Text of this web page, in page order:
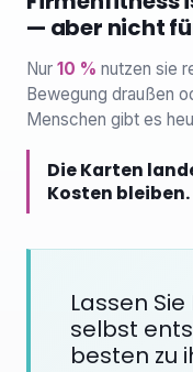
— aber nicht
Nur 10 % nutzen sie
Bewegung draußen
Menschen gibt es
Die Karten
Kosten bleiben.
Lassen
selbst
besten zu